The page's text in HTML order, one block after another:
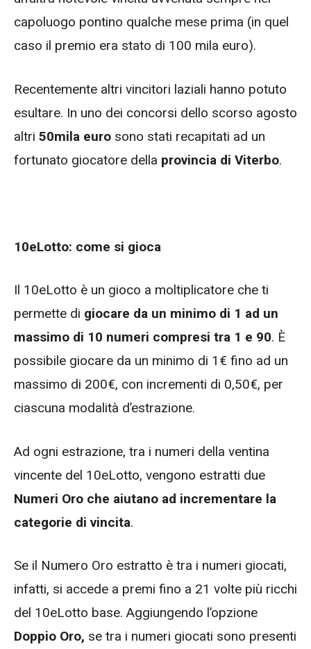
capoluogo pontino qualche mese prima (in quel
caso il premio era stato di 100 mila euro).
Recentemente altri vincitori laziali hanno potuto
esultare. In uno dei concorsi dello scorso agosto
altri 50mila euro sono stati recapitati ad un
fortunato giocatore della provincia di Viterbo.
10eLotto: come si gioca
Il 10eLotto è un gioco a moltiplicatore che ti
permette di giocare da un minimo di 1 ad un
massimo di 10 numeri compresi tra 1 e 90. È
possibile giocare da un minimo di 1€ fino ad un
massimo di 200€, con incrementi di 0,50€, per
ciascuna modalità d’estrazione.
Ad ogni estrazione, tra i numeri della ventina
vincente del 10eLotto, vengono estratti due
Numeri Oro che aiutano ad incrementare la
categorie di vincita.
Se il Numero Oro estratto è tra i numeri giocati,
infatti, si accede a premi fino a 21 volte più ricchi
del 10eLotto base. Aggiungendo l’opzione
Doppio Oro, se tra i numeri giocati sono presenti